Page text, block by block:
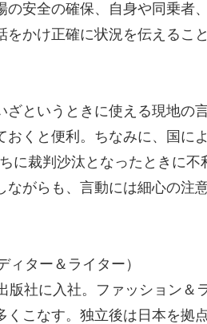
安全の確保、自身や同乗者
かけ正確に状況を伝えるこ
というときに使える現地の
くと便利。ちなみに、国に
に裁判沙汰となったときに不
ながらも、言動には細心の注
ター＆ライター）
版社に入社。ファッション＆
くこなす。独立後は日本を拠